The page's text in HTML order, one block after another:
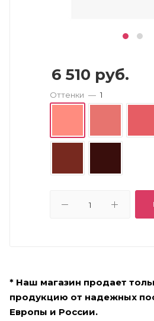
6 510 руб.
Оттенки — 1
* Наш магазин продает
продукцию от надежных
Европы и России.